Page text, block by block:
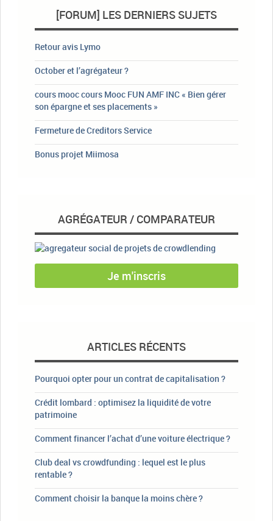
[FORUM] LES DERNIERS SUJETS
Retour avis Lymo
October et l’agrégateur ?
cours mooc cours Mooc FUN AMF INC « Bien gérer
son épargne et ses placements »
Fermeture de Creditors Service
Bonus projet Miimosa
AGRÉGATEUR / COMPARATEUR
Je m'inscris
ARTICLES RÉCENTS
Pourquoi opter pour un contrat de capitalisation ?
Crédit lombard : optimisez la liquidité de votre
patrimoine
Comment financer l’achat d’une voiture électrique ?
Club deal vs crowdfunding : lequel est le plus
rentable ?
Comment choisir la banque la moins chère ?